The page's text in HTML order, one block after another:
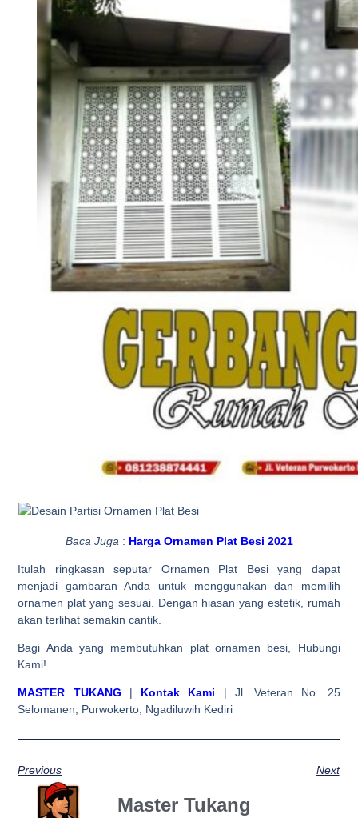
Baca Juga : Harga Ornamen Plat Besi 2021
Itulah ringkasan seputar Ornamen Plat Besi yang dapat
menjadi gambaran Anda untuk menggunakan dan memilih
ornamen plat yang sesuai. Dengan hiasan yang estetik, rumah
akan terlihat semakin cantik.
Bagi Anda yang membutuhkan plat ornamen besi, Hubungi
Kami!
MASTER TUKANG | Kontak Kami | Jl. Veteran No. 25
Selomanen, Purwokerto, Ngadiluwih Kediri
Previous Next
Master Tukang